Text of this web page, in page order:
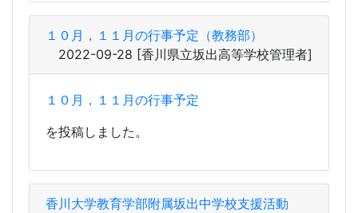
１０月，１１月の行事予定
を投稿しました。
香川大学教育学部附属坂出中学校支援活動
ス）
2022-09-22[香川県立坂出高等学校管理者]